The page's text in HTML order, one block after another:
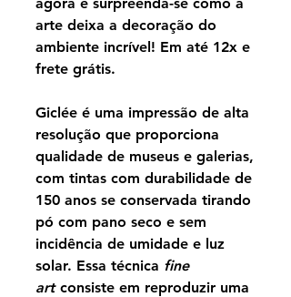
arte deixa a decoração do
ambiente incrível! Em até 12x e
frete grátis.
Giclée é uma impressão de alta
resolução que proporciona
qualidade de museus e galerias,
com tintas com durabilidade de
150 anos se conservada tirando
pó com pano seco e sem
incidência de umidade e luz
solar. Essa técnica fine
artconsiste em reproduzir uma